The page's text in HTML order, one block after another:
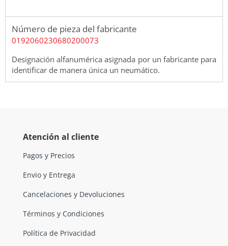
Número de pieza del fabricante
0192060230680200073
Designación alfanumérica asignada por un fabricante para
identificar de manera única un neumático.
Atención al cliente
Pagos y Precios
Envio y Entrega
Cancelaciones y Devoluciones
Términos y Condiciones
Política de Privacidad